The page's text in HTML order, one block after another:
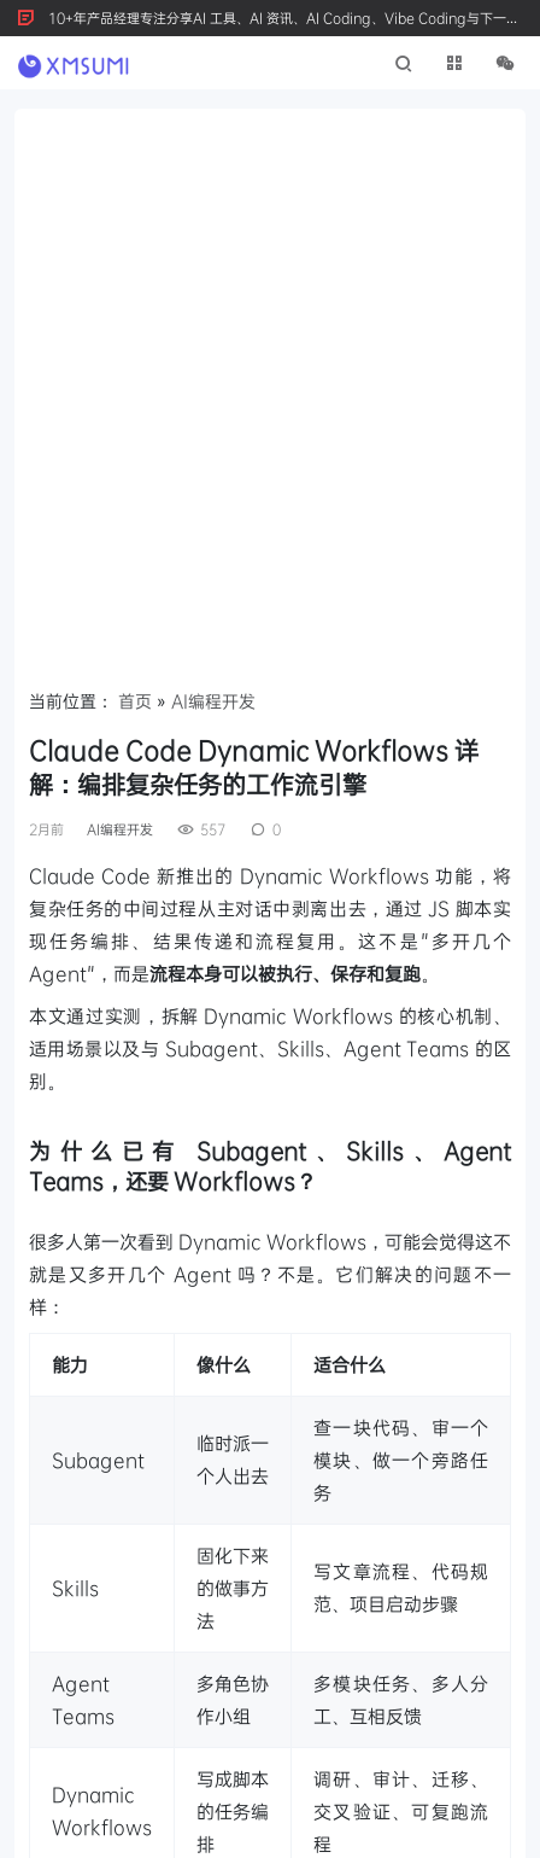
10+年产品经理专注分享AI 工具、AI 资讯、AI Coding、Vibe Coding与下一代
产品创新，按 Ctrl+D 收藏我们
当前位置： 首页 » AI编程开发
Claude Code Dynamic Workflows 详
解：编排复杂任务的工作流引擎
2月前 AI编程开发 557 0
Claude Code 新推出的 Dynamic Workflows 功能，将
复杂任务的中间过程从主对话中剥离出去，通过 JS 脚本实
现任务编排、结果传递和流程复用。这不是"多开几个
Agent"，而是流程本身可以被执行、保存和复跑。
本文通过实测，拆解 Dynamic Workflows 的核心机制、
适用场景以及与 Subagent、Skills、Agent Teams 的区
别。
为什么已有 Subagent、Skills、Agent
Teams，还要 Workflows？
很多人第一次看到 Dynamic Workflows，可能会觉得这不
就是又多开几个 Agent 吗？不是。它们解决的问题不一
样：
能力 像什么 适合什么
Subagent
临时派一
个人出去
查一块代码、审一个
模块、做一个旁路任
务
Skills
固化下来
的做事方
法
写文章流程、代码规
范、项目启动步骤
Agent
Teams
多角色协
作小组
多模块任务、多人分
工、互相反馈
Dynamic
Workflows
写成脚本
的任务编
排
调研、审计、迁移、
交叉验证、可复跑流
程